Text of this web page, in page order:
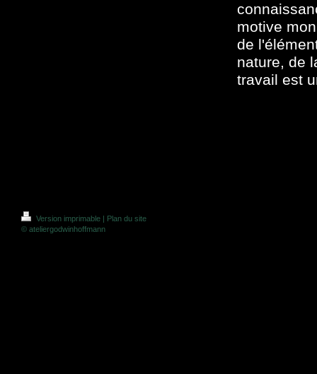
motive
de
nature, de
travail est
Version imprimable | Plan du site
© ateliergodwinhoffmann